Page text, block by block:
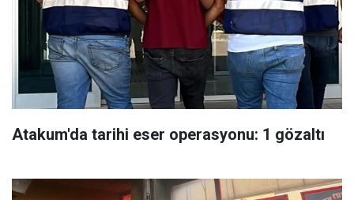
Atakum'da tarihi eser operasyonu: 1 gözaltı